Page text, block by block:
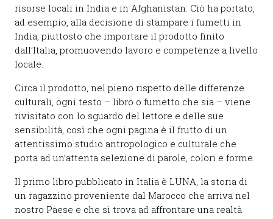
risorse locali in India e in Afghanistan. Ciò ha portato,
ad esempio, alla decisione di stampare i fumetti in
India, piuttosto che importare il prodotto finito
dall’Italia, promuovendo lavoro e competenze a livello
locale.
Circa il prodotto, nel pieno rispetto delle differenze
culturali, ogni testo – libro o fumetto che sia – viene
rivisitato con lo sguardo del lettore e delle sue
sensibilità, così che ogni pagina è il frutto di un
attentissimo studio antropologico e culturale che
porta ad un’attenta selezione di parole, colori e forme.
Il primo libro pubblicato in Italia è LUNA, la storia di
un ragazzino proveniente dal Marocco che arriva nel
nostro Paese e che si trova ad affrontare una realtà